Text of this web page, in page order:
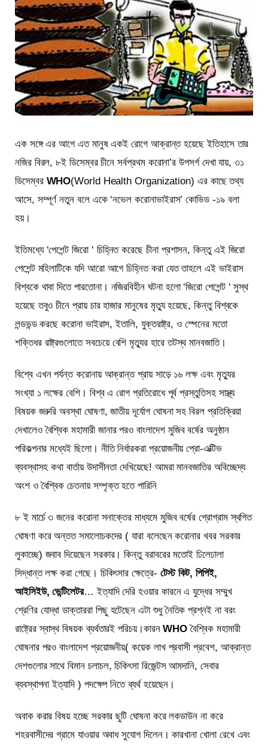
এক সঙ্গে এর আগে এত মানুষ একই রোগে আক্রান্ত হয়েছে ইতিহাসে তার
নজির বিরল, ৮ই ডিসেম্বর চীনে সর্বপ্রথম করোনা’র উপসর্গ দেখা যায়, ৩১
ডিসেম্বর WHO(World Health Organization) এর কাছে তথ্য
আসে, সম্পূর্ণ নতুন বলে একে ‘নভেল করোনাভাইরাস’ কোভিড -১৯ বলা
হয়।
ইতিমধ্যে ‘পেশেন্ট জিরো ‘ চিহ্নিত করেছে চীনা প্রশাসন, কিন্তু এই জিরো
পেশেন্ট মহিলাটিকে যদি আরো আগে চিহ্নিত করা যেত তাহলে এই ভাইরাস
বিশ্বকে থাবা দিতে পারতোনা। নজিরবিহীন ঘটনা হলো ‘জিরো পেশেন্ট ‘ সুস্থ
হয়েছে তবুও চীনে প্রায় চার হাজার মানুষের মৃত্যু হয়েছে, কিন্তু বিশ্বকে
লন্ডভন্ড করছে করোনা ভাইরাস, ইতালি, যুক্তরাষ্ট্র, ও স্পেনের মতো
শক্তিধর রাষ্ট্রগুলোতে সবচেয়ে বেশি মৃত্যুর হারে তটস্থ মানবজাতি।
বিশ্বে এখন পর্যন্ত করোনায় আক্রান্ত প্রায় সাড়ে ১৬ লক্ষ এবং মৃত্যুর
সংখ্যা ১ লক্ষের বেশি। বিশ্ব এ রোগ প্রতিরোধে পূর্ব প্রস্তুতিসহ সাস্থ্য
বিষয়ক জরুরি অবস্থা ঘোষণা, জাতীয় দূর্যোগ ঘোষনা সহ বিরল প্রতিক্রিয়া
দেখালেও বৈশ্বিক মহামারী জানার পরও বাংলাদেশ মুজিব বর্ষের অনুষ্ঠান
পরিকল্পনার মধ্যেই ছিলো। নীতি নির্ধারকরা প্রয়োজনীয় প্রো-এক্টিভ
ব্যবস্থাসহ কথা বার্তায় উদাসীনতা দেখিয়েছে! আমরা মানবজাতির অবিচ্ছেদ্য
অংশ ও বৈশ্বিক চেতনায় সম্পৃক্ত হতে পারিনি
৮ ই মার্চে ৩ জনের করোনা সনাক্তের মাধ্যমে মুজিব বর্ষের প্রোগ্রাম স্থগিত
ঘোষণা করে অন্তত সমালোচকদের ( যারা বলেছেন করোনার খবর সরকার
লুকাচ্ছে) জবাব দিয়েছেন সরকার। কিন্তু বরাবরের মতোই ঢিলেঢালা
সিদ্ধান্ত লক্ষ করা গেছে। চিকিৎসার ক্ষেত্রে- টেস্ট কিট, পিপিই,
আইসিইউ, ভেন্টিলেটর… ইত্যাদি দেরি হওয়ার কারনে এ যুদ্ধের সম্মুখ
শ্রেণির যোদ্ধা ডাক্তাররা পিছু হটেছেন এটা শুধু নৈতিক প্রশ্নই না বরং
রাষ্ট্রের স্বাস্থ বিষয়ক ব্যর্থতারই পরিচয়।কারনWHOবৈশ্বিক মহামারী
ঘোষনার পরও বাংলাদেশ প্রয়োজনীয়( কয়েক লাখ প্রবাসী প্রবেশ, আক্রান্ত
দেশগুলোর সাথে বিমান চলাচল, চিকিৎসা রিজেন্টস আমদানি, সেবার
ব্যবস্থাপনা ইত্যাদি ) পদক্ষেপ নিতে ব্যর্থ হয়েছেন।
অবাক করার বিষয় হচ্ছে সরকার ছুটি ঘোষনা করে লকডাউন না করে
শহরবাসীদের গ্রামে যাওয়ার অবাধ সুযোগ দিলেন। কারখানা খোলা রেখে এবং